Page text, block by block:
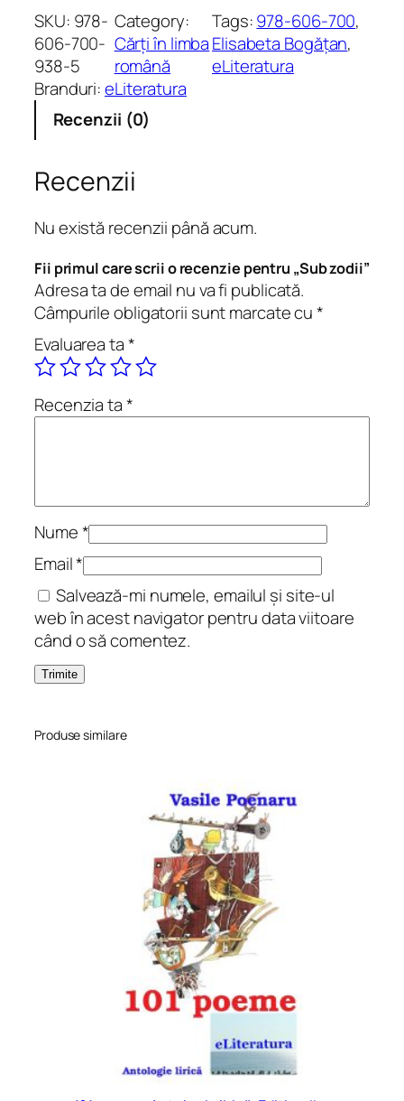
n
t
i
t
a
S
u
b
z
o
d
i
SKU: 978-
606-700-
938-5
Category:
Cărți în limba
română
Tags:978-606-700
Elisabeta Bogățan
eLiteratura
Branduri:eLiteratura
Recenzii (0)
Recenzii
Nu există recenzii până acum.
Fii primul care scrii o recenzie pentru „Sub zodii”
Adresa ta de email nu va fi publicată.
Câmpurile obligatorii sunt marcate cu*
Evaluarea ta*
Recenzia ta*
Nume*
Email*
Salvează-mi numele, emailul și site-ul
web în acest navigator pentru data viitoare
când o să comentez.
Produse similare